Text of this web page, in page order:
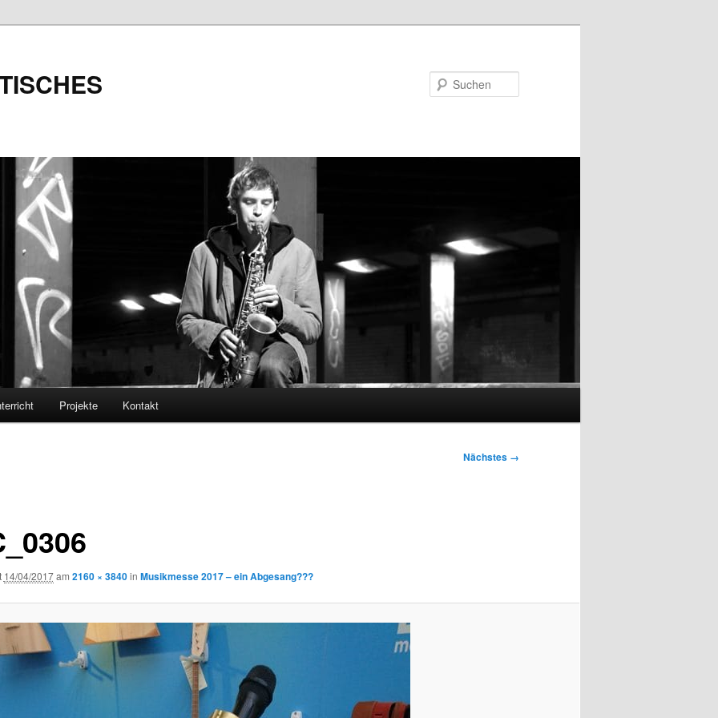
Projekte Kontakt
Nächstes →
14/04/2017am 2160 × 3840in Musikmesse 2017 – ein Abgesang???